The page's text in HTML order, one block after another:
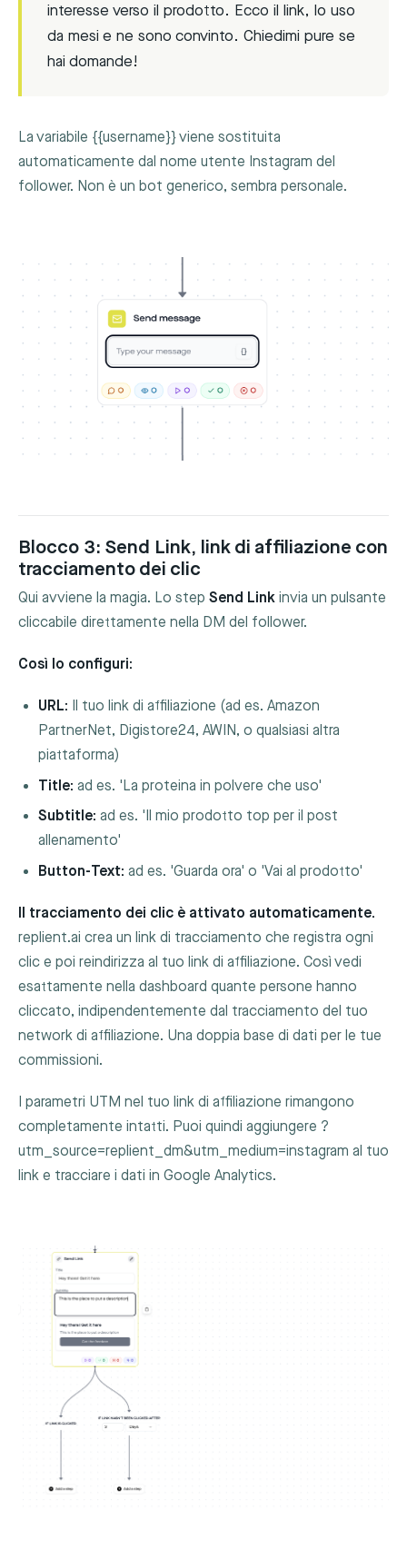
interesse verso il prodotto. Ecco il link, lo uso
da mesi e ne sono convinto. Chiedimi pure se
hai domande!
La variabile {{username}}viene sostituita
automaticamente dal nome utente Instagram del
follower. Non è un bot generico, sembra personale.
Blocco 3: Send Link, link di affiliazione con
tracciamento dei clic
Qui avviene la magia. Lo step Send Link invia un pulsante
cliccabile direttamente nella DM del follower.
Così lo configuri:
URL: Il tuo link di affiliazione (ad es. Amazon
PartnerNet, Digistore24, AWIN, o qualsiasi altra
piattaforma)
Title: ad es. 'La proteina in polvere che uso'
Subtitle: ad es. 'Il mio prodotto top per il post
allenamento'
Button-Text: ad es. 'Guarda ora' o 'Vai al prodotto'
Il tracciamento dei clic è attivato automaticamente.
replient.ai crea un link di tracciamento che registra ogni
clic e poi reindirizza al tuo link di affiliazione. Così vedi
esattamente nella dashboard quante persone hanno
cliccato, indipendentemente dal tracciamento del tuo
network di affiliazione. Una doppia base di dati per le tue
commissioni.
I parametri UTM nel tuo link di affiliazione rimangono
completamente intatti. Puoi quindi aggiungere ?
utm_source=replient_dm&utm_medium=instagram al tuo
link e tracciare i dati in Google Analytics.